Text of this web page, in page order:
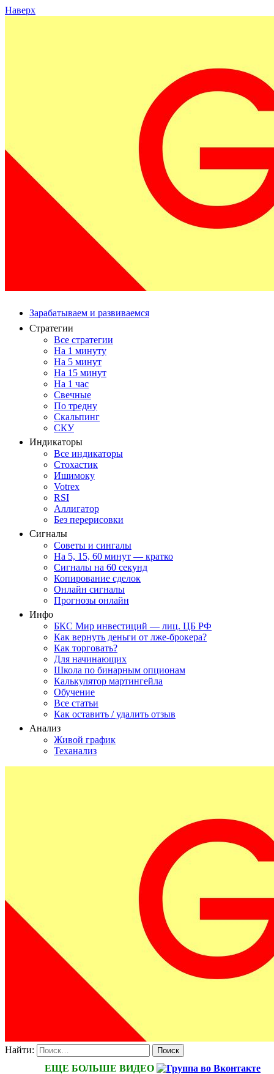
Наверх
Зарабатываем и развиваемся
Стратегии
Все стратегии
На 1 минуту
На 5 минут
На 15 минут
На 1 час
Свечные
По тредну
Скальпинг
СКУ
Индикаторы
Все индикаторы
Стохастик
Ишимоку
Votrex
RSI
Аллигатор
Без перерисовки
Сигналы
Советы и сингалы
На 5, 15, 60 минут — кратко
Сигналы на 60 секунд
Копирование сделок
Онлайн сигналы
Прогнозы онлайн
Инфо
БКС Мир инвестиций — лиц. ЦБ РФ
Как вернуть деньги от лже-брокера?
Как торговать?
Для начинающих
Школа по бинарным опционам
Калькулятор мартингейла
Обучение
Все статьи
Как оставить / удалить отзыв
Анализ
Живой график
Теханализ
Найти:
ЕЩЕ БОЛЬШЕ ВИДЕО